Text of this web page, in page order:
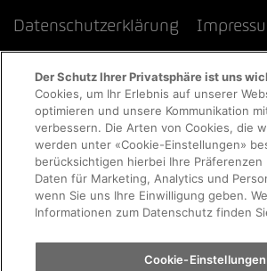
Datenschutzerklärung
Cookie-Richtlinie Rechtliche
Der Schutz Ihrer Privatsphäre ist uns
Cookies, um Ihr Erlebnis auf unserer
optimieren und unsere Kommunikation
verbessern. Die Arten von Cookies, die
werden unter «Cookie-Einstellungen»
berücksichtigen hierbei Ihre
Daten für Marketing, Analytics und
wenn Sie uns Ihre Einwilligung geben.
Informationen zum Datenschutz finden
Cookie-Einstellungen